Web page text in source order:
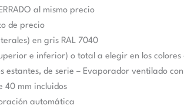
al mismo precio
de precio
en gris RAL 7040
e inferior) o total a elegir en los
de serie – Evaporador ventilado
40 mm incluidos
automática